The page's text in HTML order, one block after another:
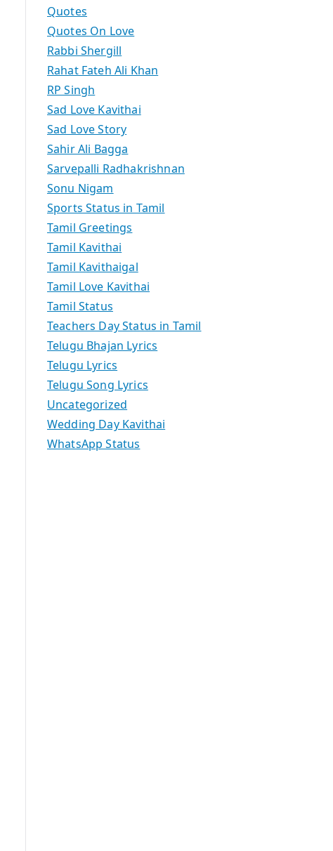
Quotes
Quotes On Love
Rabbi Shergill
Rahat Fateh Ali Khan
RP Singh
Sad Love Kavithai
Sad Love Story
Sahir Ali Bagga
Sarvepalli Radhakrishnan
Sonu Nigam
Sports Status in Tamil
Tamil Greetings
Tamil Kavithai
Tamil Kavithaigal
Tamil Love Kavithai
Tamil Status
Teachers Day Status in Tamil
Telugu Bhajan Lyrics
Telugu Lyrics
Telugu Song Lyrics
Uncategorized
Wedding Day Kavithai
WhatsApp Status